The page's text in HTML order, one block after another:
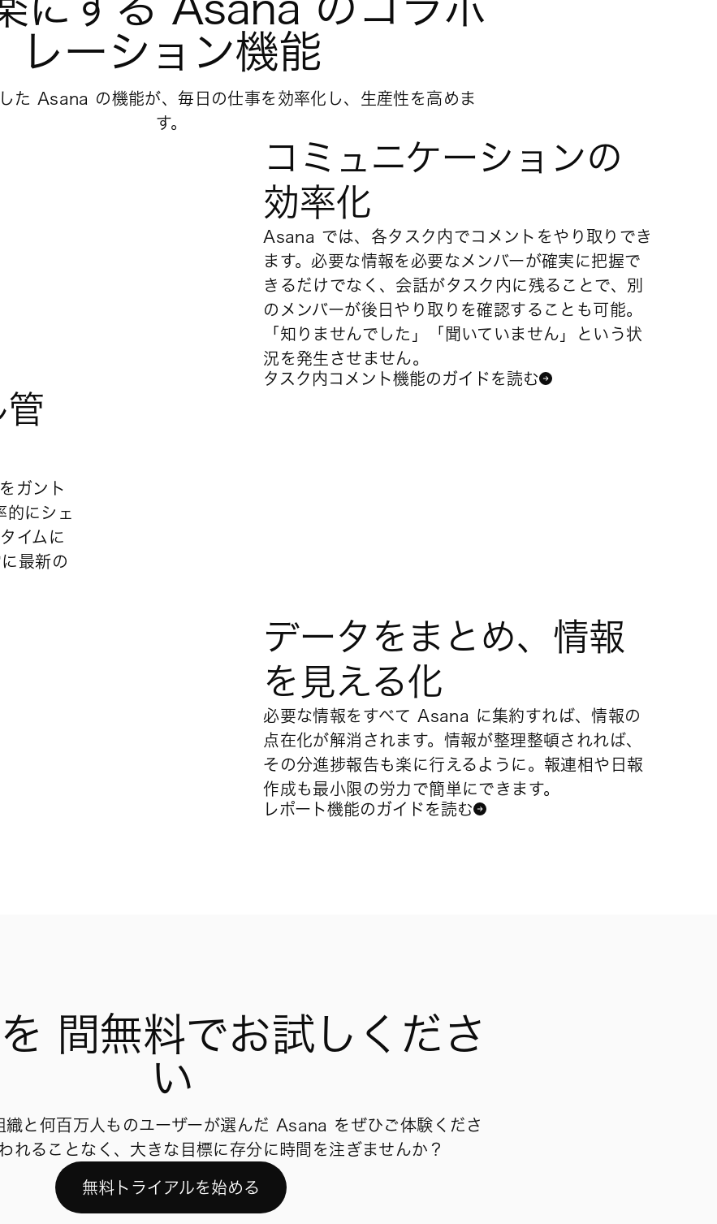
レーション機能
た Asana の機能が、毎日の仕事を効率化し、生産性を高めま
す。
コミュニケーションの
効率化
Asana では、各タスク内でコメントをやり取りでき
ます。必要な情報を必要なメンバーが確実に把握で
きるだけでなく、会話がタスク内に残ることで、別
のメンバーが後日やり取りを確認することも可能。
「知りませんでした」「聞いていません」という状
況を発生させません。
タスク内コメント機能のガイドを読む
管
ガント
的にシェ
イムに
最新の
データをまとめ、情報
を見える化
必要な情報をすべて Asana に集約すれば、情報の
点在化が解消されます。情報が整理整頓されれば、
その分進捗報告も楽に行えるように。報連相や日報
作成も最小限の労力で簡単にできます。
レポート機能のガイドを読む
間無料でお試しくださ
い
と何百万人ものユーザーが選んだ Asana をぜひご体験くださ
れることなく、大きな目標に存分に時間を注ぎませんか？
無料トライアルを始める